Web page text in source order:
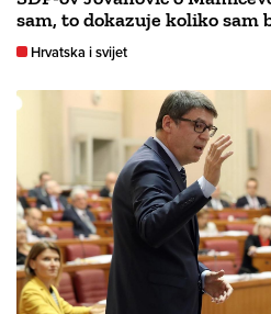
sam, to dokazuje koliko sam
Hrvatska i svijet